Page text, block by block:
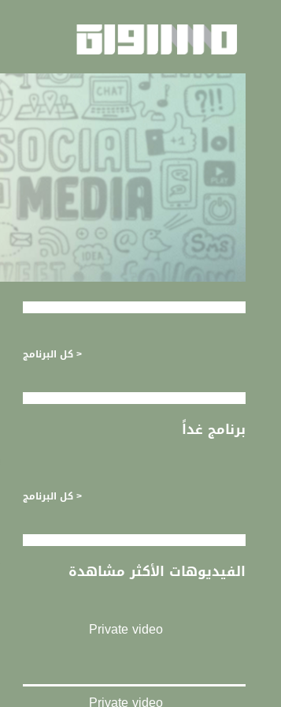
< كل البرنامج
برنامج غداً
< كل البرنامج
الفيديوهات الأكثر مشاهدة
Private video